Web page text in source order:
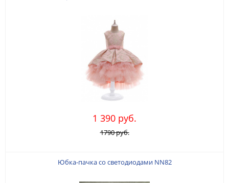
1 390 руб.
1790 руб.
Юбка-пачка со светодиодами NN82